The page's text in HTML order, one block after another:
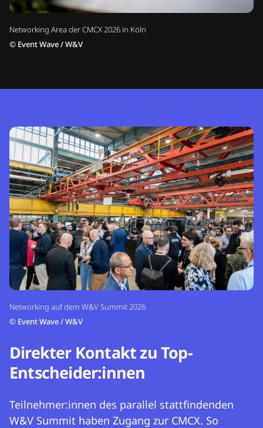
Networking Area der CMCX 2026 in Köln
© Event Wave / W&V
Networking auf dem W&V Summit 2026
© Event Wave / W&V
Direkter Kontakt zu Top-
Entscheider:innen
Teilnehmer:innen des parallel stattfindenden
W&V Summit haben Zugang zur CMCX. So